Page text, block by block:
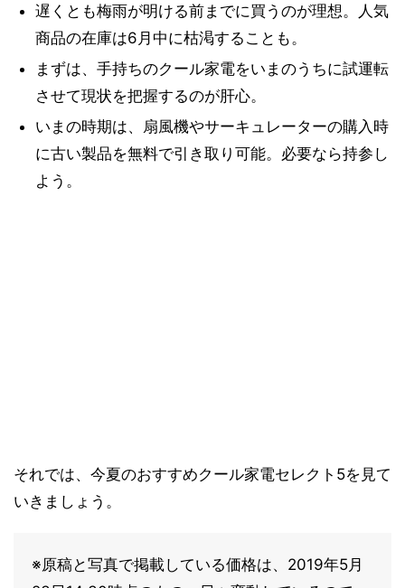
遅くとも梅雨が明ける前までに買うのが理想。人気
商品の在庫は6月中に枯渇することも。
まずは、手持ちのクール家電をいまのうちに試運転
させて現状を把握するのが肝心。
いまの時期は、扇風機やサーキュレーターの購入時
に古い製品を無料で引き取り可能。必要なら持参し
よう。
それでは、今夏のおすすめクール家電セレクト5を見て
いきましょう。
※原稿と写真で掲載している価格は、2019年5月